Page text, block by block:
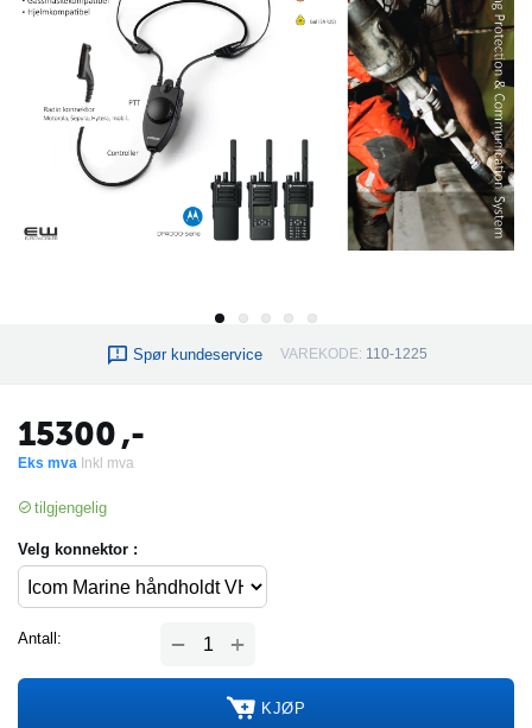
Spør kundeservice VAREKODE: 110-1225
15300,-
Eks mva Inkl mva
tilgjengelig
Velg konnektor :
Antall: +
−
KJØP